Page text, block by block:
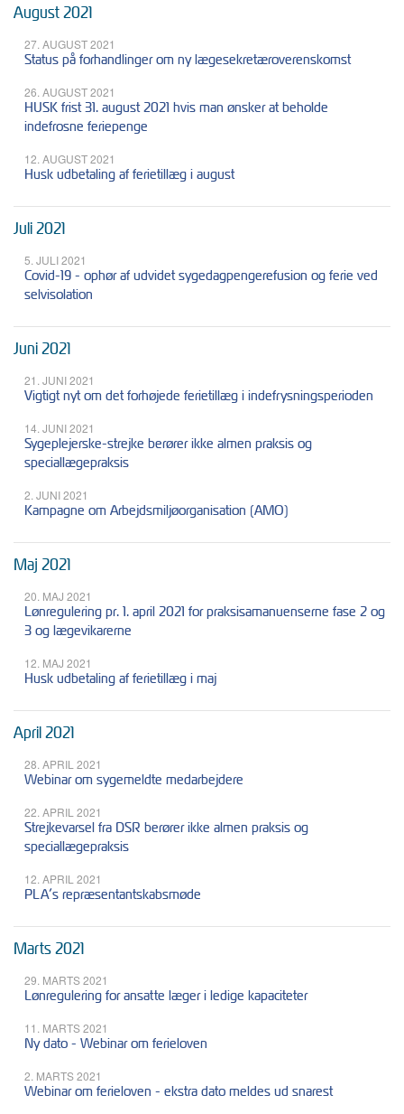
August 2021
27. AUGUST 2021
Status på forhandlinger om ny lægesekretæroverenskomst
26. AUGUST 2021
HUSK frist 31. august 2021 hvis man ønsker at beholde
indefrosne feriepenge
12. AUGUST 2021
Husk udbetaling af ferietillæg i august
Juli 2021
5. JULI 2021
Covid-19 - ophør af udvidet sygedagpengerefusion og ferie ved
selvisolation
Juni 2021
21. JUNI 2021
Vigtigt nyt om det forhøjede ferietillæg i indefrysningsperioden
14. JUNI 2021
Sygeplejerske-strejke berører ikke almen praksis og
speciallægepraksis
2. JUNI 2021
Kampagne om Arbejdsmiljøorganisation (AMO)
Maj 2021
20. MAJ 2021
Lønregulering pr. 1. april 2021 for praksisamanuenserne fase 2 og
3 og lægevikarerne
12. MAJ 2021
Husk udbetaling af ferietillæg i maj
April 2021
28. APRIL 2021
Webinar om sygemeldte medarbejdere
22. APRIL 2021
Strejkevarsel fra DSR berører ikke almen praksis og
speciallægepraksis
12. APRIL 2021
PLA’s repræsentantskabsmøde
Marts 2021
29. MARTS 2021
Lønregulering for ansatte læger i ledige kapaciteter
11. MARTS 2021
Ny dato - Webinar om ferieloven
2. MARTS 2021
Webinar om ferieloven - ekstra dato meldes ud snarest